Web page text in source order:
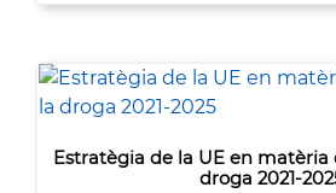
Estratègia de la UE en
droga 2021-